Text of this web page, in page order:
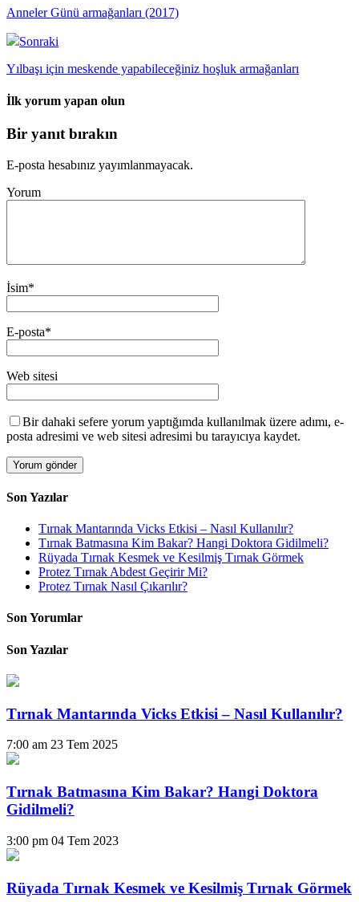
Anneler Günü armağanları (2017)
Sonraki
Yılbaşı için meskende yapabileceğiniz hoşluk armağanları
İlk yorum yapan olun
Bir yanıt bırakın
E-posta hesabınız yayımlanmayacak.
Yorum
İsim*
E-posta*
Web sitesi
Bir dahaki sefere yorum yaptığımda kullanılmak üzere adımı, e-
posta adresimi ve web sitesi adresimi bu tarayıcıya kaydet.
Son Yazılar
Tırnak Mantarında Vicks Etkisi – Nasıl Kullanılır?
Tırnak Batmasına Kim Bakar? Hangi Doktora Gidilmeli?
Rüyada Tırnak Kesmek ve Kesilmiş Tırnak Görmek
Protez Tırnak Abdest Geçirir Mi?
Protez Tırnak Nasıl Çıkarılır?
Son Yorumlar
Son Yazılar
Tırnak Mantarında Vicks Etkisi – Nasıl Kullanılır?
7:00 am 23 Tem 2025
Tırnak Batmasına Kim Bakar? Hangi Doktora
Gidilmeli?
3:00 pm 04 Tem 2023
Rüyada Tırnak Kesmek ve Kesilmiş Tırnak Görmek